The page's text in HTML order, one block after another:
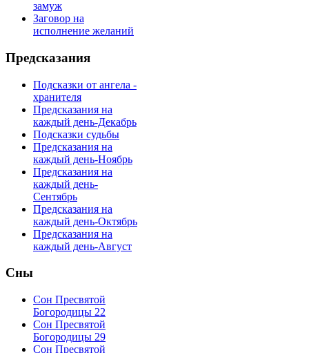
замуж
Заговор на
исполнение желаний
Предсказания
Подсказки от ангела -
хранителя
Предсказания на
каждый день-Декабрь
Подсказки судьбы
Предсказания на
каждый день-Ноябрь
Предсказания на
каждый день-
Сентябрь
Предсказания на
каждый день-Октябрь
Предсказания на
каждый день-Август
Сны
Сон Пресвятой
Богородицы 22
Сон Пресвятой
Богородицы 29
Сон Пресвятой